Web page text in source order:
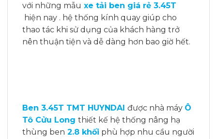
với những mẫu xe tải ben giá rẻ 3.45T
hiện nay . hệ thống kính quay giúp cho
thao tác khi sử dụng của khách hàng trở
nên thuận tiện và dễ dàng hơn bao giờ hết.
Ben 3.45T TMT HUYNDAI được nhà máy Ô
Tô Cửu Long thiết kế hệ thống nâng hạ
thùng ben 2.8 khối phù hợp nhu cầu người